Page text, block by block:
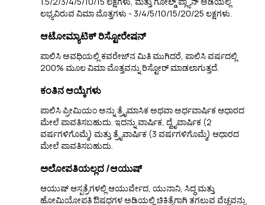
ಲಭ್ಯವಿರುವ ವಿಮಾ ಮೊತ್ತಗಳು - 3/4/5/10/15/20/25 ಲಕ್ಷಗಳು.
ಆಟೋಮ್ಯಾಟಿಕ್ ರಿಸ್ಟೋರೇಷನ್
ಪಾಲಿಸಿ ಅವಧಿಯಲ್ಲಿ ಕವರೇಜ್‌ನ ಮಿತಿ ಮುಗಿದರೆ, ಪಾಲಿಸಿ ವರ್ಷದಲ್ಲಿ
200% ಮೂಲ ವಿಮಾ ಮೊತ್ತವನ್ನು ರಿಸ್ಟೋರ್ ಮಾಡಲಾಗುತ್ತದೆ.
ಕಂತಿನ ಆಯ್ಕೆಗಳು
ಪಾಲಿಸಿ ಪ್ರೀಮಿಯಂ ಅನ್ನು ತ್ರೈಮಾಸಿಕ ಅಥವಾ ಅರ್ಧವಾರ್ಷಿಕ ಆಧಾರದ
ಮೇಲೆ ಪಾವತಿಸಬಹುದು. ಇದನ್ನು ವಾರ್ಷಿಕ, ದ್ವೈವಾರ್ಷಿಕ (2
ವರ್ಷಗಳಿಗೊಮ್ಮೆ) ಮತ್ತು ತ್ರೈವಾರ್ಷಿಕ (3 ವರ್ಷಗಳಿಗೊಮ್ಮೆ) ಆಧಾರದ
ಮೇಲೆ ಪಾವತಿಸಬಹುದು.
ಅಲೋಪತಿಯಲ್ಲದ /ಆಯುಷ್
ಆಯುಷ್ ಆಸ್ಪತ್ರೆಗಳಲ್ಲಿ ಆಯುರ್ವೇದ, ಯುನಾನಿ, ಸಿದ್ಧ ಮತ್ತು
ಹೋಮಿಯೋಪತಿ ಔಷಧಗಳ ಅಡಿಯಲ್ಲಿ ಚಿಕಿತ್ಸೆಗಾಗಿ ತಗಲುವ ವೆಚ್ಚವನ್ನು